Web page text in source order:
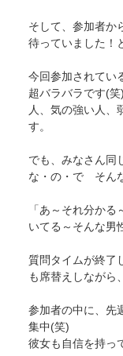
そして、参加者か
待っていました！
今回参加されてい
超バラバラです(
人、気の強い人、
す。
でも、みなさん同
な・の・で そん
「あ～それ分かる
いてる～そんな男
質問タイムが終了
も席替えしながら
参加者の中に、先
集中(笑)
彼女も自信を持っ